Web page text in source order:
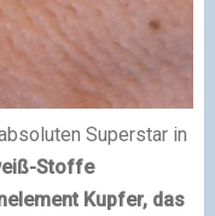
Superstar in
Stoffe
Kupfer, das